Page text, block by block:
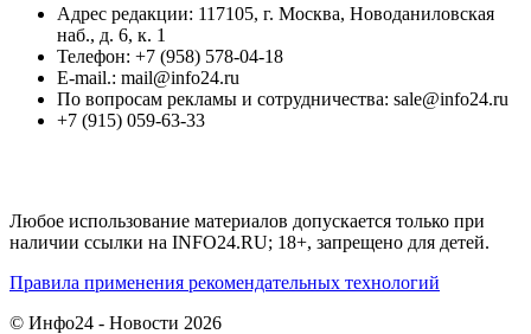
Адрес редакции: 117105, г. Москва, Новоданиловская
наб., д. 6, к. 1
Телефон: +7 (958) 578-04-18
E-mail.: mail@info24.ru
По вопросам рекламы и сотрудничества: sale@info24.ru
+7 (915) 059-63-33
Любое использование материалов допускается только при
наличии ссылки на INFO24.RU; 18+, запрещено для детей.
Правила применения рекомендательных технологий
© Инфо24 - Новости 2026